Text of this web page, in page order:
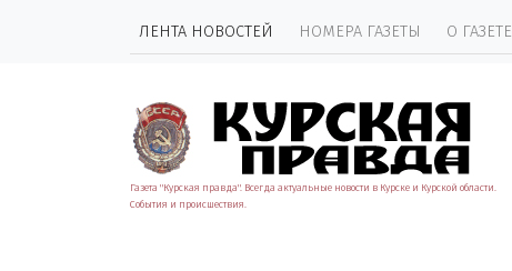
ЛЕНТА НОВОСТЕЙ НОМЕРА ГАЗЕТЫ О ГАЗЕТЕ
Газета "Курская правда". Всегда актуальные новости в Курске и Курской области.
События и происшествия.